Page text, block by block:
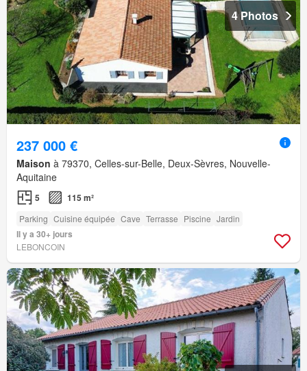
4 Photos
237 000 €
Maison à 79370, Celles-sur-Belle, Deux-Sèvres, Nouvelle-
Aquitaine
5 115 m²
Parking Cuisine équipée Cave Terrasse Piscine Jardin
Il y a 30+ jours
LEBONCOIN